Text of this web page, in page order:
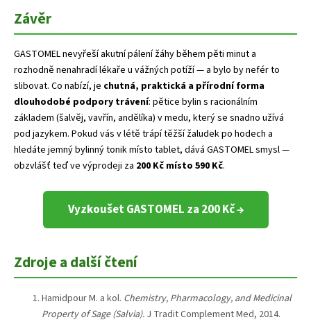
Závěr
GASTOMEL nevyřeší akutní pálení žáhy během pěti minut a
rozhodně nenahradí lékaře u vážných potíží — a bylo by nefér to
slibovat. Co nabízí, je chutná, praktická a přírodní forma
dlouhodobé podpory trávení: pětice bylin s racionálním
základem (šalvěj, vavřín, andělíka) v medu, který se snadno užívá
pod jazykem. Pokud vás v létě trápí těžší žaludek po hodech a
hledáte jemný bylinný tonik místo tablet, dává GASTOMEL smysl —
obzvlášť teď ve výprodeji za 200 Kč místo 590 Kč.
Vyzkoušet GASTOMEL za 200 Kč →
Zdroje a další čtení
Hamidpour M. a kol. Chemistry, Pharmacology, and Medicinal
Property of Sage (Salvia). J Tradit Complement Med, 2014.